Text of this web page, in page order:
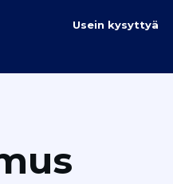
Usein kysyttyä